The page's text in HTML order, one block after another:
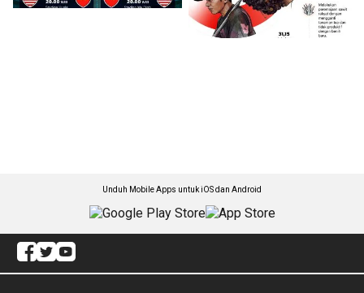
Unduh Mobile Apps untuk iOS dan Android